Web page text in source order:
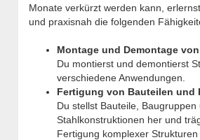
Monate verkürzt werden kann,
und praxisnah die folgenden
Montage und Demontage
Du montierst und demontierst
verschiedene Anwendungen.
Fertigung von Bauteilen und
Du stellst Bauteile, Baugruppen
Stahlkonstruktionen her und
Fertigung komplexer Strukturen